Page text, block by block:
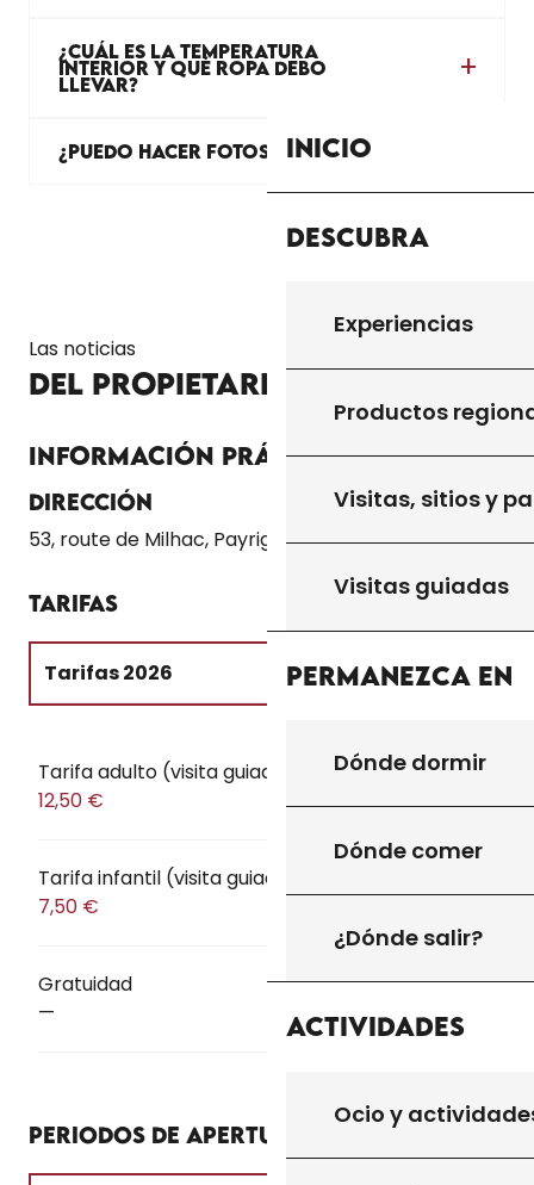
Inicio
Descubra
Experiencias
Productos
Visitas, sitios y
Visitas guiadas
Permanezca en
Dónde dormir
Dónde comer
¿Dónde salir?
Actividades
Ocio y
¿CUÁL ES LA TEMPERATURA
INTERIOR Y QUÉ ROPA DEBO
LLEVAR?
¿PUEDO HACER FOTOS O VÍDEOS?
Las noticias
DEL PROPIETARIO
Información práctica
Dirección
53, route de Milhac, Payrignac
Tarifas
Tarifas 2026
Tarifa adulto (visita guiada)
12,50 €
Tarifa infantil (visita guiada)
7,50 €
Gratuidad
—
Periodos de apertura